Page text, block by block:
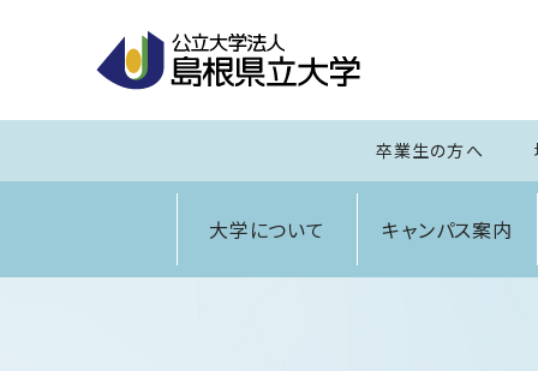
卒業生の方へ
大学について キャンパス案内